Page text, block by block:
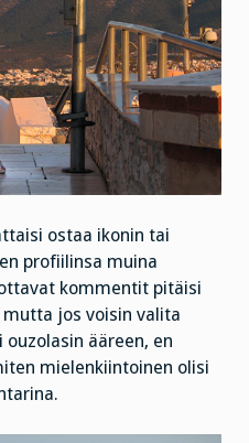
ostaa ikonin tai
profiilinsa muina
kommentit pitäisi
jos voisin valita
ääreen, en
mielenkiintoinen olisi